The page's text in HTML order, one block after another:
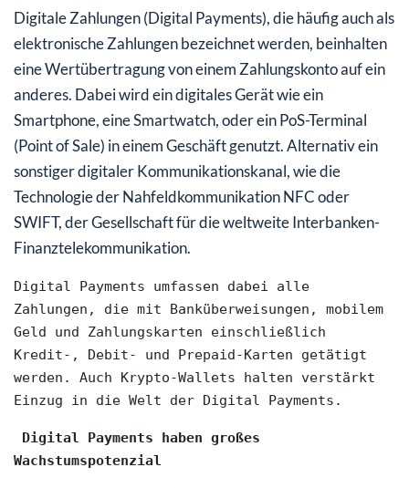
Digitale Zahlungen (Digital Payments), die häufig auch als
elektronische Zahlungen bezeichnet werden, beinhalten
eine Wertübertragung von einem Zahlungskonto auf ein
anderes. Dabei wird ein digitales Gerät wie ein
Smartphone, eine Smartwatch, oder ein PoS-Terminal
(Point of Sale) in einem Geschäft genutzt. Alternativ ein
sonstiger digitaler Kommunikationskanal, wie die
Technologie der Nahfeldkommunikation NFC oder
SWIFT, der Gesellschaft für die weltweite Interbanken-
Finanztelekommunikation.
Digital Payments umfassen dabei alle
Zahlungen, die mit Banküberweisungen, mobilem
Geld und Zahlungskarten einschließlich
Kredit-, Debit- und Prepaid-Karten getätigt
werden. Auch Krypto-Wallets halten verstärkt
Einzug in die Welt der Digital Payments.
Digital Payments haben großes
Wachstumspotenzial